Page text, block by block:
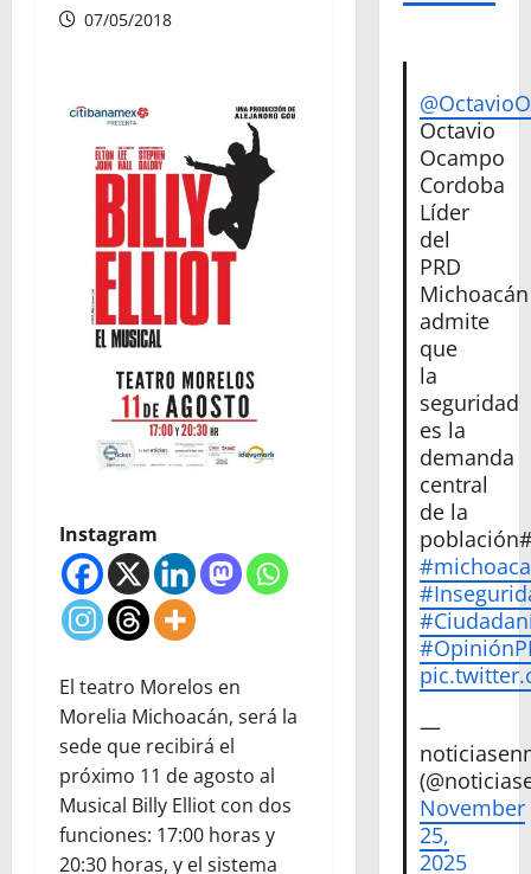
07/05/2018
Instagram
El teatro Morelos en
Morelia Michoacán, será la
sede que recibirá el
próximo 11 de agosto al
Musical Billy Elliot con dos
funciones: 17:00 horas y
20:30 horas, y el sistema
Octavio
Ocampo
Cordoba
Líder
del
PRD
Michoacán
admite
que
la
seguridad
es la
demanda
central
de la
—
November
25,
2025